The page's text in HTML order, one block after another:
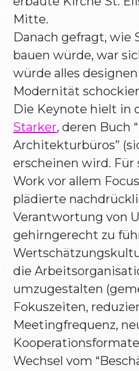
Mitte.
Danach gefragt, wie
bauen würde, war
würde alles
Modernität
Die Keynote hielt in
Starker, deren Buch
Architekturbüros”
erscheinen wird.
Work vor allem
plädierte
Verantwortung von
gehirngerecht zu
die
umzugestalten
Fokuszeiten,
Meetingfrequenz,
Wechsel vom